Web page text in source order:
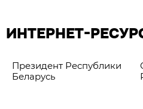
ИНТЕРНЕТ-
Президент Республики
Беларусь